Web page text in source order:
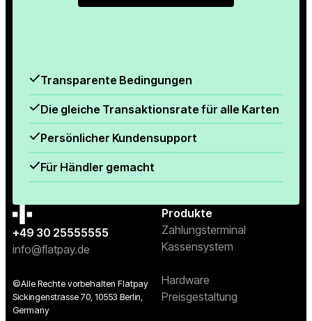
Transparente Bedingungen
Die gleiche Transaktionsrate für alle Karten
Persönlicher Kundensupport
Für Händler gemacht
+49 30 25555555
info@flatpay.de
©Alle Rechte vorbehalten Flatpay
Sickingenstrasse 70, 10553 Berlin,
Germany
Produkte
Zahlungsterminal
Kassensystem
Hardware
Preisgestaltung